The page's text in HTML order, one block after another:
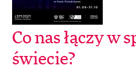
Co nas łączy w
świecie?